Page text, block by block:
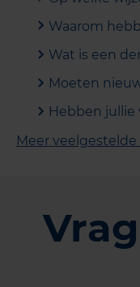
Waarom
Wat is een
Moeten
Hebben jullie
Meer veelgestelde